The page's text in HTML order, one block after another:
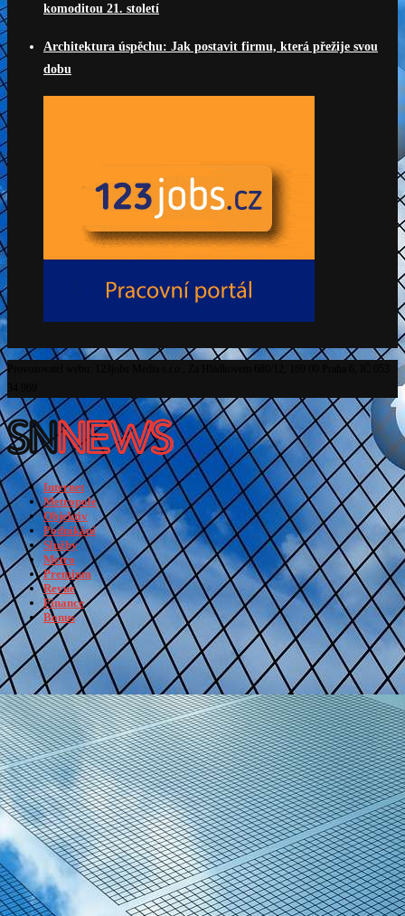
komoditou 21. století
Architektura úspěchu: Jak postavit firmu, která přežije svou
dobu
Internet
Metropole
Objektiv
Podnikání
Služby
Metro
Premium
Revue
Finance
Bonus